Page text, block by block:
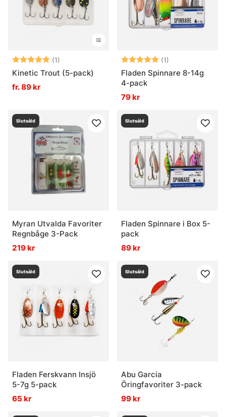
Betyg: (1)
5.0 utav 5 stjärnor
Kinetic Trout (5-pack)
fr. 89 kr
Betyg: (1)
Fladen Spinnare 8-14g
4-pack
79 kr
Slutsåld
Myran Utvalda Favoriter
Regnbåge 3-Pack
219 kr
Slutsåld
Fladen Spinnare i Box 5-
pack
89 kr
Slutsåld
Fladen Ferskvann Insjö
5-7g 5-pack
65 kr
Slutsåld
Abu Garcia
Öringfavoriter 3-pack
99 kr